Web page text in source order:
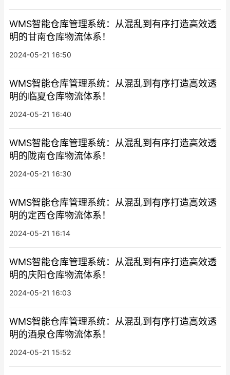
WMS智能仓库管理系统：从混乱到有序打造高效透
明的甘南仓库物流体系！
2024-05-21 16:50
WMS智能仓库管理系统：从混乱到有序打造高效透
明的临夏仓库物流体系！
2024-05-21 16:40
WMS智能仓库管理系统：从混乱到有序打造高效透
明的陇南仓库物流体系！
2024-05-21 16:30
WMS智能仓库管理系统：从混乱到有序打造高效透
明的定西仓库物流体系！
2024-05-21 16:14
WMS智能仓库管理系统：从混乱到有序打造高效透
明的庆阳仓库物流体系！
2024-05-21 16:03
WMS智能仓库管理系统：从混乱到有序打造高效透
明的酒泉仓库物流体系！
2024-05-21 15:52